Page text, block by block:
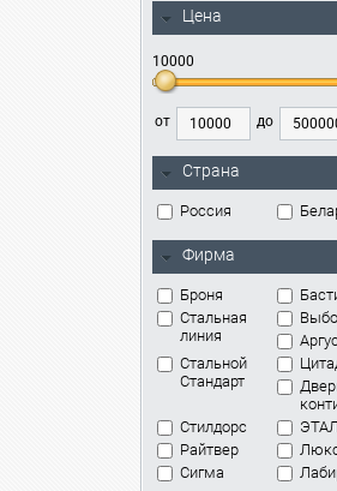
Цена
10000
от до
Страна
Россия
Фирма
Броня
Стальная
линия
Аргус
Стальной
Стандарт
Стилдорс
Райтвер
Сигма